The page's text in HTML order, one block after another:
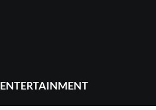
ENTERTAINMENT